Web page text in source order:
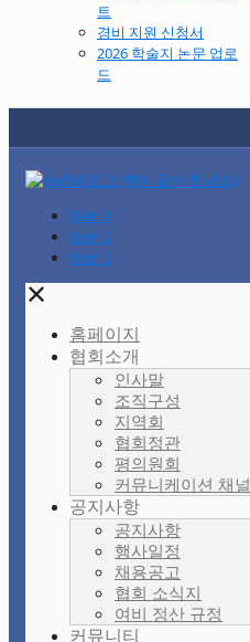
트
경비 지원 신청서
2026 학술지 논문 업로
드
Item 1
Item 2
Item 3
✕
홈페이지
협회소개
인사말
조직구성
지역회
협회정관
평의원회
커뮤니케이션 채널
공지사항
공지사항
행사일정
채용공고
협회 소식지
여비 정산 규정
커뮤니티